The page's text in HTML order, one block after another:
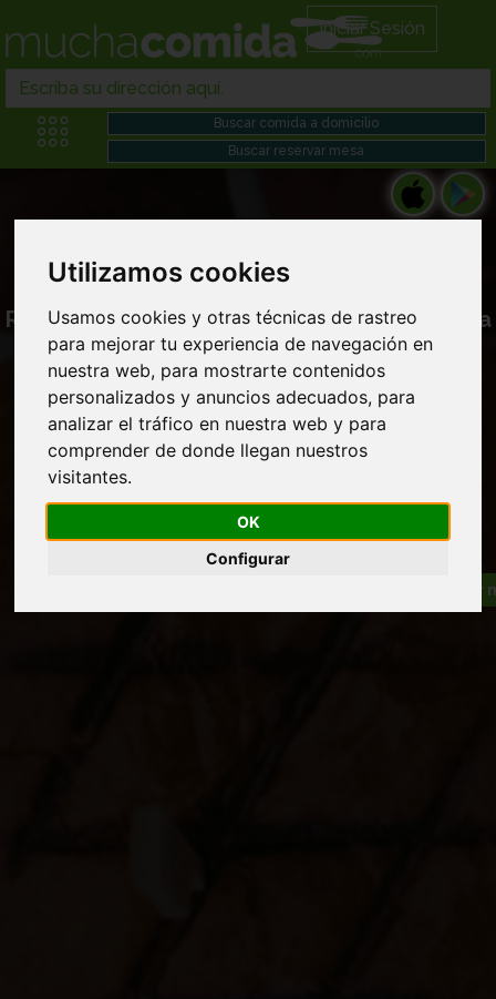
Utilizamos cookies
Usamos cookies y otras técnicas de rastreo
para mejorar tu experiencia de navegación en
nuestra web, para mostrarte contenidos
personalizados y anuncios adecuados, para
analizar el tráfico en nuestra web y para
comprender de donde llegan nuestros
visitantes.
OK
Configurar
Iniciar Sesión
Restaurantes italiano americanos en Comida
chino japonesa domicilio cerca de mi